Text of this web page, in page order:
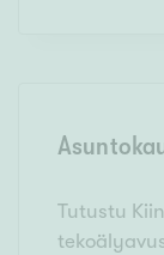
Tutustu